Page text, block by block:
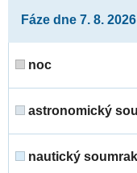
Fáze dne 7. 8. 2026
noc
astronomický
nautický soumrak